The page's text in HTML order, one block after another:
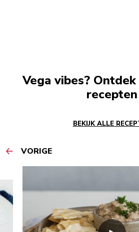
Vega vibes?
recepten
BEKIJK ALLE
VORIGE